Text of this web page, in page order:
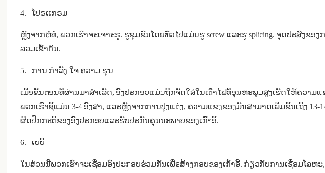
4. ໂປຣເເກຣມ
ຫຼັງຈາກຫໍ່ທໍ່, ພວກເຮົາຈະເຈາະຮູ. ຮູຂຸມຂົນໂດຍທົ່ວໄປແມ່ນຮູ screw ແລະຮູ splicing. ຈຸດປະສົງຂອ
ລວມເຂົ້າກັນ.
5. ການ ກໍາລັງ ໃຈ ຄວາມ ຮຸນ
ເມື່ອຂັ້ນຕອນທີ່ຜ່ານມາສໍາເລັດ, ອົງປະກອບແມ່ນຖືກຈັດໃສ່ໃນເຕົາໄຟທີ່ອຸນຫະພູມສູງເຮັດໃຫ້ຄວາມ
ພວກເຮົາຊື້ແມ່ນ 3-4 ອົງສາ, ແລະຫຼັງຈາກການປຸງແຕ່ງ, ຄວາມແຂງຂອງມັນສາມາດເພີ່ມຂຶ້ນເຖິງ
ຜິດປົກກະຕິຂອງອົງປະກອບແລະຮັບປະກັນຄຸນນະພາບຂອງເກົ້າອີ້.
6. ເບບີ
ໃນສ່ວນນີ້ພວກເຮົາຈະເຊື່ອມອົງປະກອບຮ່ວມກັນເພື່ອສ້າງກອບຂອງເກົ້າອີ້. ກ່ຽວກັບການເຊື່ອມໂລຫ